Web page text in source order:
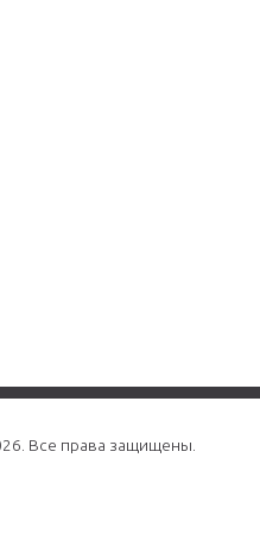
Все права защищены.